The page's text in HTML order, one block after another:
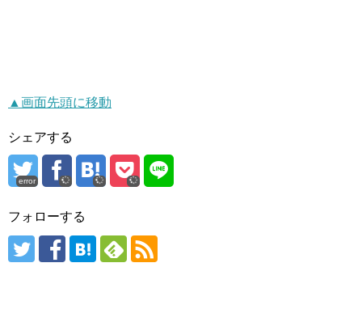
▲画面先頭に移動
シェアする
error
フォローする